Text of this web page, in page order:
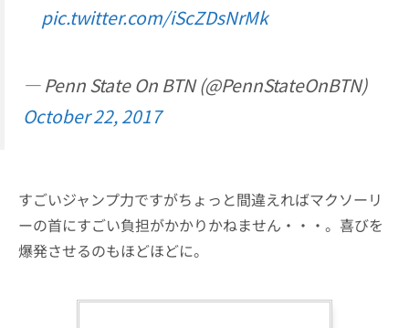
pic.twitter.com/iScZDsNrMk
— Penn State On BTN (@PennStateOnBTN)
October 22, 2017
すごいジャンプ力ですがちょっと間違えればマクソーリ
ーの首にすごい負担がかかりかねません・・・。喜びを
爆発させるのもほどほどに。